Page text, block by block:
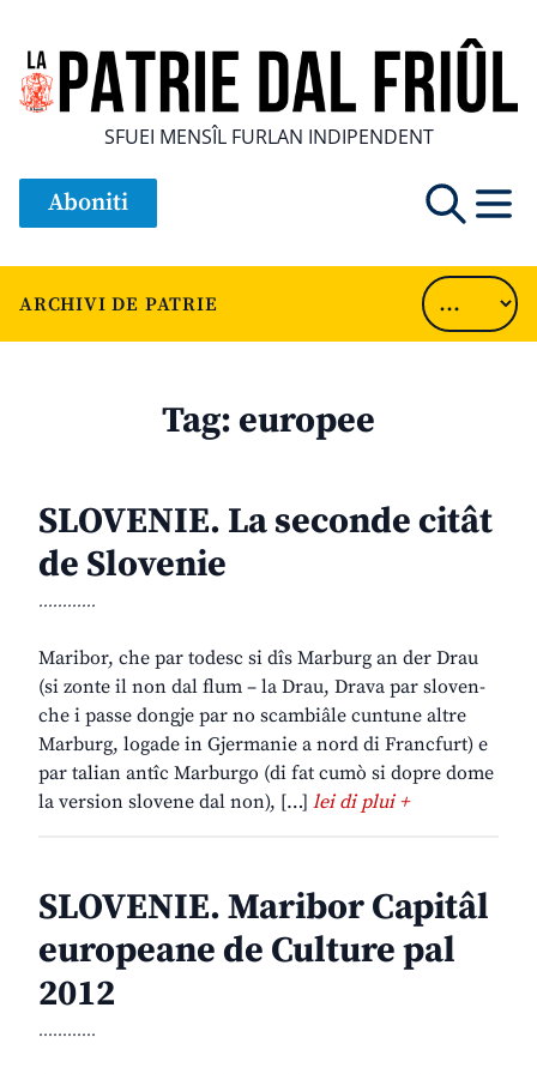
SFUEI MENSÎL FURLAN INDIPENDENT
Aboniti
ARCHIVI DE PATRIE
Tag:europee
SLOVENIE. La seconde citât
de Slovenie
............
Maribor, che par todesc si dîs Marburg an der Drau
(si zonte il non dal flum – la Drau, Drava par sloven-
che i passe dongje par no scambiâle cuntune altre
Marburg, logade in Gjermanie a nord di Francfurt) e
par talian antîc Marburgo (di fat cumò si dopre dome
la version slovene dal non), […] lei di plui +
SLOVENIE. Maribor Capitâl
europeane de Culture pal
2012
............